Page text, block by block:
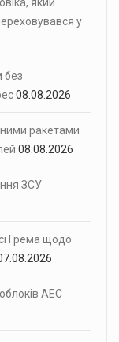
у
без
08.08.2026
ракетами
08.08.2026
ЗСУ
Грема щодо
АЕС